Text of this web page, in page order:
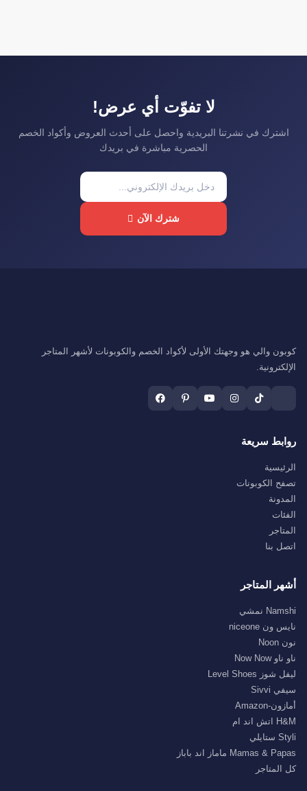
لا تفوّت أي عرض!
اشترك في نشرتنا البريدية واحصل على أحدث العروض وأكواد الخصم
الحصرية مباشرة في بريدك
شترك الآن
كوبون والي هو وجهتك الأولى لأكواد الخصم والكوبونات لأشهر المتاجر
الإلكترونية.
روابط سريعة
الرئيسية
تصفح الكوبونات
المدونة
الفئات
المتاجر
اتصل بنا
أشهر المتاجر
Namshi نمشي
نايس ون niceone
نون Noon
ناو ناو Now Now
ليفل شوز Level Shoes
سيفي Sivvi
أمازون-Amazon
H&M اتش اند ام
Styli ستايلي
Mamas & Papas ماماز اند باباز
كل المتاجر